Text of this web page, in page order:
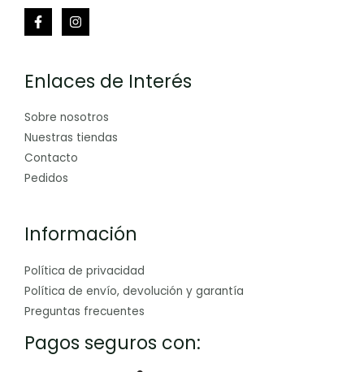
Enlaces de Interés
Sobre nosotros
Nuestras tiendas
Contacto
Pedidos
Información
Política de privacidad
Política de envío, devolución y garantía
Preguntas frecuentes
Pagos seguros con: